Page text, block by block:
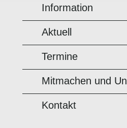
Information
Aktuell
Termine
Mitmachen und
Kontakt